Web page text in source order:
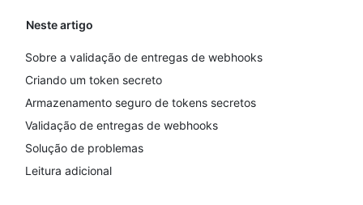
Neste artigo
Sobre a validação de entregas de webhooks
Criando um token secreto
Armazenamento seguro de tokens secretos
Validação de entregas de webhooks
Solução de problemas
Leitura adicional